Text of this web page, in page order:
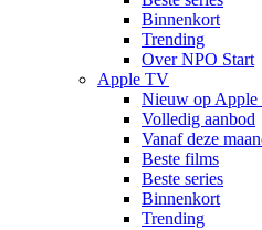
Binnenkort
Trending
Over NPO Start
Apple TV
Nieuw op
Volledig aanbod
Vanaf deze
Beste films
Beste series
Binnenkort
Trending